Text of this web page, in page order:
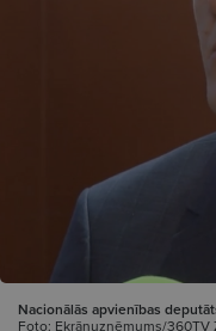
Nacionālās apvienības
Foto: Ekrānuzņēmums/360TV